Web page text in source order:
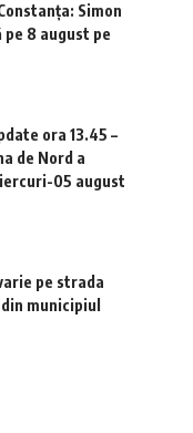
Simon
8 august pe
ora 13.45 –
de Nord a
05 august
pe strada
municipiul